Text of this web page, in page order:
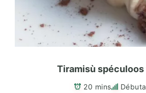
Tiramisù
20 mins